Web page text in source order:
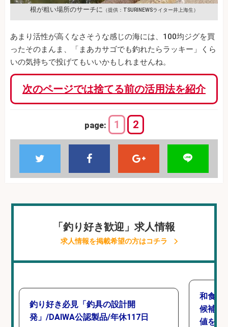
根が粗い場所のサーチに （提供：TSURINEWSライター井上海生）
あまり活性が高くなさそうな感じの海には、100均ジグを買
ったそのまんま、「まあカサゴでも釣れたらラッキー」くら
いの気持ちで投げてもいいかもしれませんね。
次のページでは捨てる前の活用法を紹介
page: 1 2
「釣り好き歓迎」求人情報
求人情報を掲載希望の方はコチラ
釣り好き必見「釣具の設計開
発」/DAIWA公認製品/年休117日
和食,
候補/
値を上